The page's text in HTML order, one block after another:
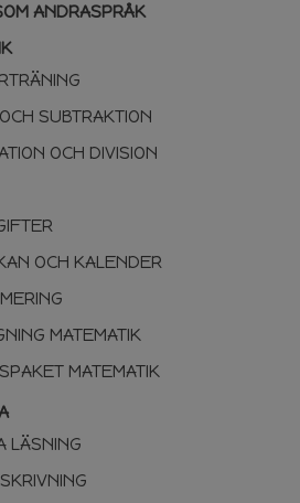
ANDRASPRÅK
SUBTRAKTION
OCH DIVISION
OCH KALENDER
MATEMATIK
MATEMATIK
LÄSNING